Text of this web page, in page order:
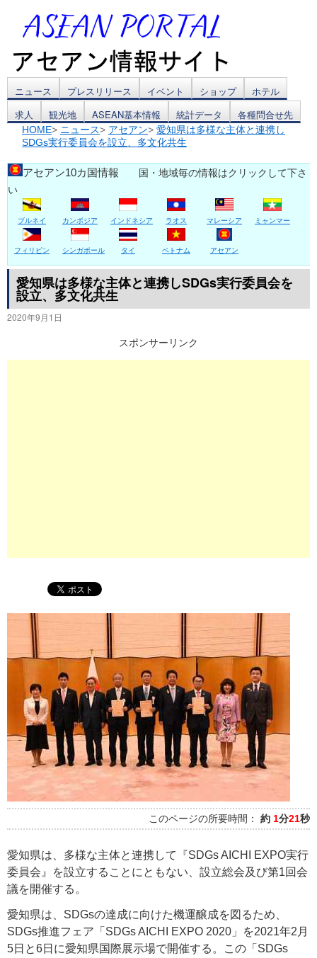
コ
ン
テ
ン
ツ
へ
ス
キ
ッ
ニュース プレスリリース イベント ショップ
ホテル
求人
観光地 ASEAN基本情報 統計データ 各種問合せ先
HOME> ニュース> アセアン> 愛知県は多様な主体と連携し
SDGs実行委員会を設立、多文化共生
アセアン10カ国情報 国・地域毎の情報はクリックして下さ
い
ブルネイ カンボジア インドネシア ラオス マレーシア ミャンマー
フィリピン シンガポール タイ ベトナム アセアン
愛知県は多様な主体と連携しSDGs実行委員会を
設立、多文化共生
2020年9月1日
スポンサーリンク
このページの所要時間： 約 1分21秒
愛知県は、多様な主体と連携して『SDGs AICHI EXPO実行
委員会』を設立することにともない、設立総会及び第1回会
議を開催する。
愛知県は、SDGsの達成に向けた機運醸成を図るため、
SDGs推進フェア「SDGs AICHI EXPO 2020」を2021年2月
5日と6日に愛知県国際展示場で開催する。この「SDGs